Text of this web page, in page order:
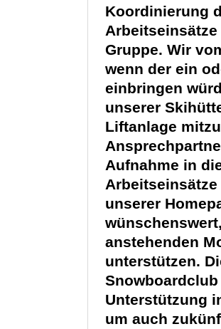
Koordinierung
Gruppe. Wir
wenn der ein
einbringen
unserer
Liftanlage
Aufnahme in
unserer
anstehenden
unterstützen.
Unterstützung
um auch